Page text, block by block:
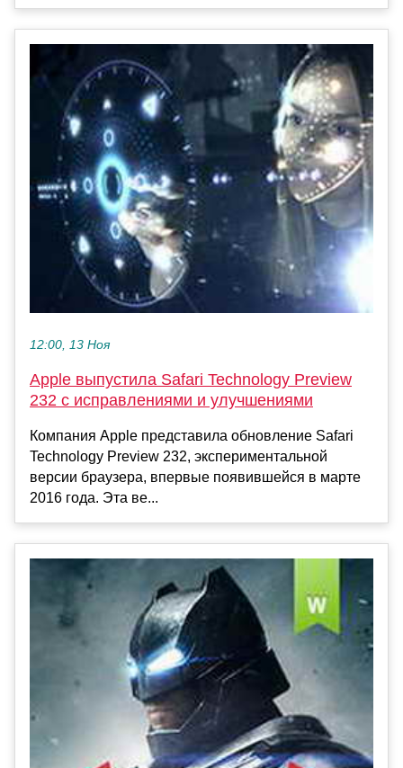
12:00, 13 Ноя
Apple выпустила Safari Technology Preview
232 с исправлениями и улучшениями
Компания Apple представила обновление Safari
Technology Preview 232, экспериментальной
версии браузера, впервые появившейся в марте
2016 года. Эта ве...